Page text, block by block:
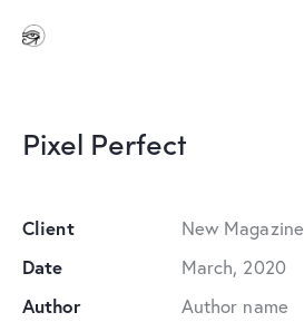
Pixel Perfect
Client New Magazine
Date March, 2020
Author Author name